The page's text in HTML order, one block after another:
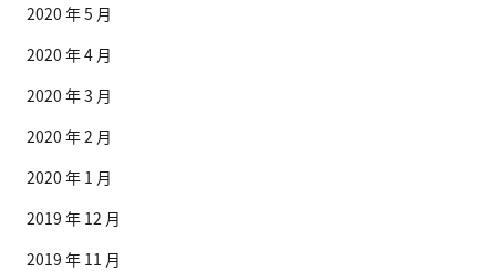
2020 年 5 月
2020 年 4 月
2020 年 3 月
2020 年 2 月
2020 年 1 月
2019 年 12 月
2019 年 11 月